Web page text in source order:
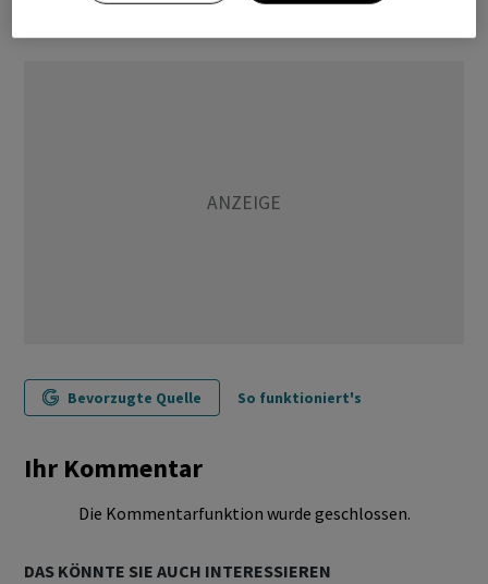
Bevorzugte Quelle So funktioniert's
Ihr Kommentar
Die Kommentarfunktion wurde geschlossen.
DAS KÖNNTE SIE AUCH INTERESSIEREN